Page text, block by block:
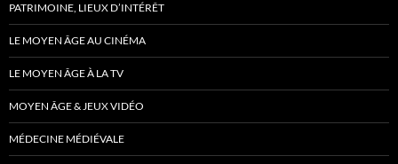
PATRIMOINE, LIEUX D’INTÉRÊT
LE MOYEN ÂGE AU CINÉMA
LE MOYEN ÂGE À LA TV
MOYEN ÂGE & JEUX VIDÉO
MÉDECINE MÉDIÉVALE